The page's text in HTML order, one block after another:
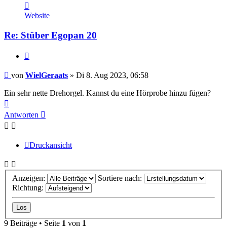
von
WielGeraats
Website
Re: Stüber Egopan 20
Beitrag
von WielGeraats » Di 8. Aug 2023, 06:58
Ein sehr nette Drehorgel. Kannst du eine Hörprobe hinzu fügen?
oben
Antworten
Druckansicht
Anzeigen:
Sortiere nach:
Richtung:
9 Beiträge • Seite 1 von 1